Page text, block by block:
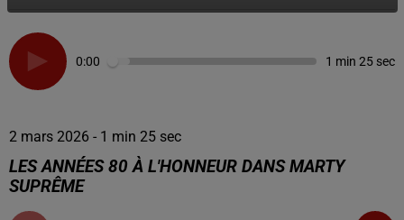
0:00 1 min 25 sec
2 mars 2026 - 1 min 25 sec
LES ANNÉES 80 À L'HONNEUR DANS MARTY
SUPRÊME